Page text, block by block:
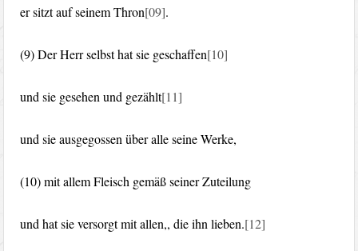
er sitzt auf seinem Thron[09].
(9) Der Herr selbst hat sie geschaffen[10]
und sie gesehen und gezählt[11]
und sie ausgegossen über alle seine Werke,
(10) mit allem Fleisch gemäß seiner Zuteilung
und hat sie versorgt mit allen,, die ihn lieben.[12]